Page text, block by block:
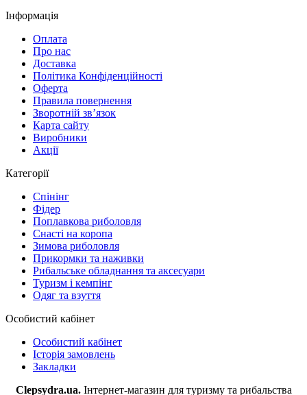
Інформація
Оплата
Про нас
Доставка
Політика Конфіденційності
Оферта
Правила повернення
Зворотній зв’язок
Карта сайту
Виробники
Акції
Категорії
Спінінг
Фідер
Поплавкова риболовля
Снасті на коропа
Зимова риболовля
Прикормки та наживки
Рибальське обладнання та аксесуари
Туризм і кемпінг
Одяг та взуття
Особистий кабінет
Особистий кабінет
Історія замовлень
Закладки
Clepsydra.ua. Інтернет-магазин для туризму та рибальства